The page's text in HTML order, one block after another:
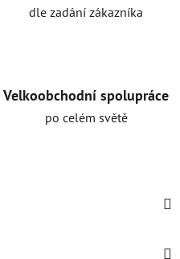
dle zadání zákazníka
Velkoobchodní spolupráce
po celém světě